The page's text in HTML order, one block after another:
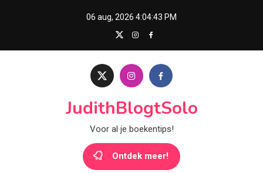
06 aug, 2026 4:04:43 PM
JudithBlogtSolo
Voor al je boekentips!
Ontdek meer!